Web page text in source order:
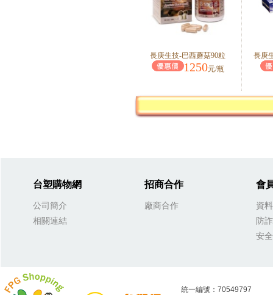
長庚生技-巴西蘑菇90粒
1250元/瓶
長庚
台塑購物網
公司簡介
相關連結
招商合作
廠商合作
會
資
防
安
統一編號：70549797